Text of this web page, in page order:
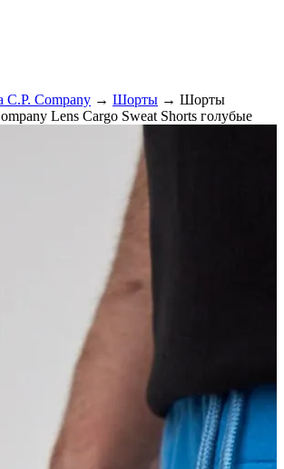
C.P. Сompany → Шорты → Шорты
Lens Cargo Sweat Shorts голубые